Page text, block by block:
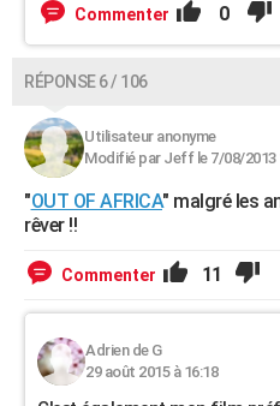
Commenter 0
RÉPONSE 6 / 106
Utilisateur anonyme
Modifié par Jeff le 7/08/2013
"OUT OF AFRICA" malgré les
rêver !!
Commenter 11
Adrien de G
29 août 2015 à 16:18